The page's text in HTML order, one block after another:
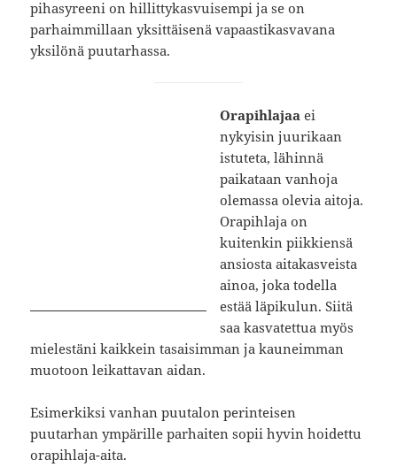
pihasyreeni on hillittykasvuisempi ja se on
parhaimmillaan yksittäisenä vapaastikasvavana
yksilönä puutarhassa.
Orapihlajaa ei
nykyisin juurikaan
istuteta, lähinnä
paikataan vanhoja
olemassa olevia aitoja.
Orapihlaja on
kuitenkin piikkiensä
ansiosta aitakasveista
ainoa, joka todella
estää läpikulun. Siitä
saa kasvatettua myös
mielestäni kaikkein tasaisimman ja kauneimman
muotoon leikattavan aidan.
Esimerkiksi vanhan puutalon perinteisen
puutarhan ympärille parhaiten sopii hyvin hoidettu
orapihlaja-aita.